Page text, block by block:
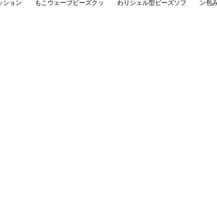
ション
もこウェーブビーズクッ
わりシェル型ビーズソフ
ン包